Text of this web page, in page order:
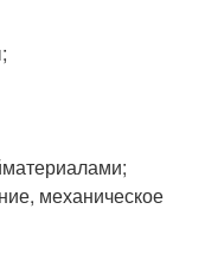
механическое